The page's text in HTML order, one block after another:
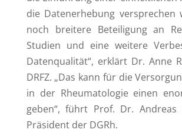
die Datenerhebung versprechen
noch breitere Beteiligung an
Studien und eine weitere
Datenqualität“, erklärt Dr. Anne
DRFZ. „Das kann für die
in der Rheumatologie einen
geben“, führt Prof. Dr. Andreas
Präsident der DGRh.